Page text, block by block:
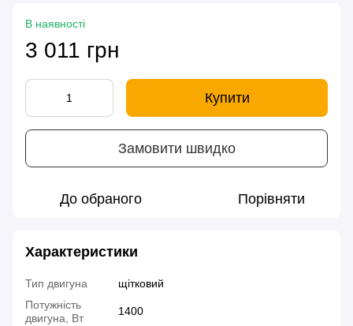
В наявності
3 011 грн
Купити
Замовити швидко
До обраного Порівняти
Характеристики
Тип двигуна
щітковий
Потужність
двигуна, Вт
1400